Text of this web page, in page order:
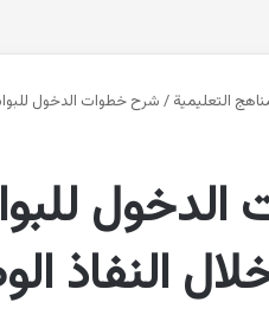
التعليمية / شرح خطوات الدخول
النفاذ